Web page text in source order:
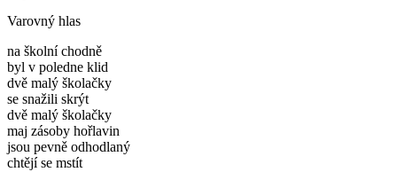
Varovný hlas
na školní chodně
byl v poledne klid
dvě malý školačky
se snažili skrýt
dvě malý školačky
maj zásoby hořlavin
jsou pevně odhodlaný
chtějí se mstít